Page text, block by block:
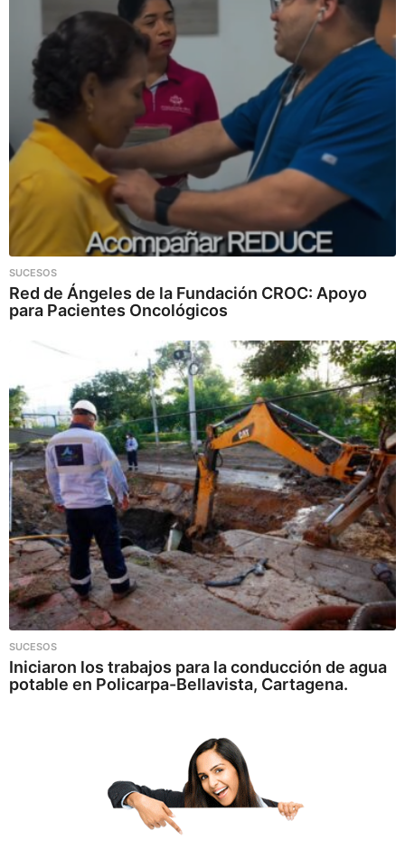
SUCESOS
Red de Ángeles de la Fundación CROC: Apoyo
para Pacientes Oncológicos
SUCESOS
Iniciaron los trabajos para la conducción de agua
potable en Policarpa-Bellavista, Cartagena.